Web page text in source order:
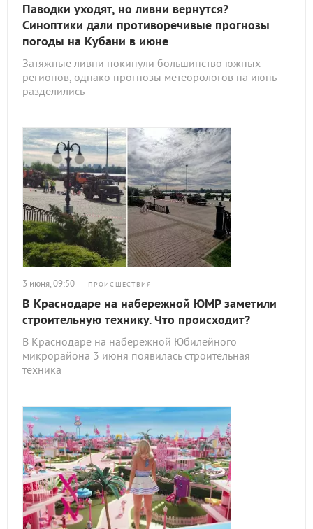
Паводки уходят, но ливни вернутся?
Синоптики дали противоречивые прогнозы
погоды на Кубани в июне
Затяжные ливни покинули большинство южных
регионов, однако прогнозы метеорологов на июнь
разделились
3 июня, 09:50 ПРОИСШЕСТВИЯ
В Краснодаре на набережной ЮМР заметили
строительную технику. Что происходит?
В Краснодаре на набережной Юбилейного
микрорайона 3 июня появилась строительная
техника